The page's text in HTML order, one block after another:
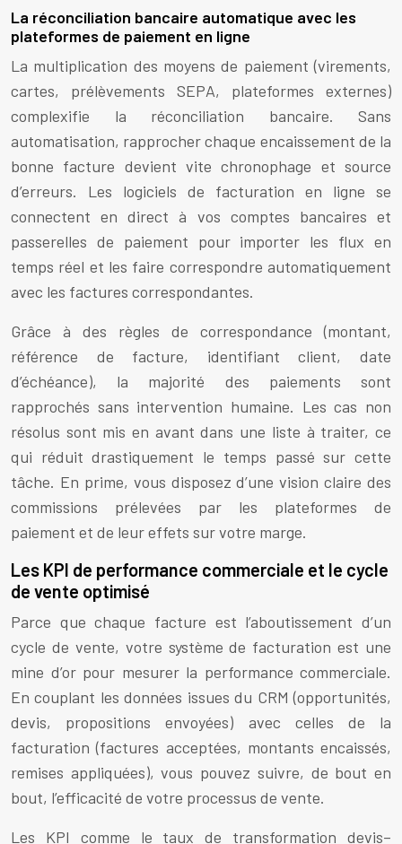
La réconciliation bancaire automatique avec les
plateformes de paiement en ligne
La multiplication des moyens de paiement (virements,
cartes, prélèvements SEPA, plateformes externes)
complexifie la réconciliation bancaire. Sans
automatisation, rapprocher chaque encaissement de la
bonne facture devient vite chronophage et source
d’erreurs. Les logiciels de facturation en ligne se
connectent en direct à vos comptes bancaires et
passerelles de paiement pour importer les flux en
temps réel et les faire correspondre automatiquement
avec les factures correspondantes.
Grâce à des règles de correspondance (montant,
référence de facture, identifiant client, date
d’échéance), la majorité des paiements sont
rapprochés sans intervention humaine. Les cas non
résolus sont mis en avant dans une liste à traiter, ce
qui réduit drastiquement le temps passé sur cette
tâche. En prime, vous disposez d’une vision claire des
commissions prélevées par les plateformes de
paiement et de leur effets sur votre marge.
Les KPI de performance commerciale et le cycle
de vente optimisé
Parce que chaque facture est l’aboutissement d’un
cycle de vente, votre système de facturation est une
mine d’or pour mesurer la performance commerciale.
En couplant les données issues du CRM (opportunités,
devis, propositions envoyées) avec celles de la
facturation (factures acceptées, montants encaissés,
remises appliquées), vous pouvez suivre, de bout en
bout, l’efficacité de votre processus de vente.
Les KPI comme le taux de transformation devis–